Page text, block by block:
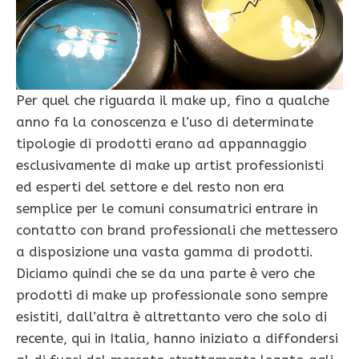
Per quel che riguarda il make up, fino a qualche
anno fa la conoscenza e l’uso di determinate
tipologie di prodotti erano ad appannaggio
esclusivamente di make up artist professionisti
ed esperti del settore e del resto non era
semplice per le comuni consumatrici entrare in
contatto con brand professionali che mettessero
a disposizione una vasta gamma di prodotti.
Diciamo quindi che se da una parte è vero che
prodotti di make up professionale sono sempre
esistiti, dall’altra è altrettanto vero che solo di
recente, qui in Italia, hanno iniziato a diffondersi